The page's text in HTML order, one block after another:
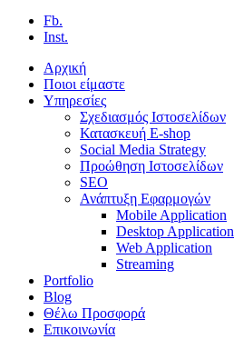
Fb.
Inst.
Αρχική
Ποιοι είμαστε
Υπηρεσίες
Σχεδιασμός Ιστοσελίδων
Κατασκευή E-shop
Social Media Strategy
Προώθηση Ιστοσελίδων
SEO
Ανάπτυξη Εφαρμογών
Mobile Application
Desktop Application
Web Application
Streaming
Portfolio
Blog
Θέλω Προσφορά
Επικοινωνία